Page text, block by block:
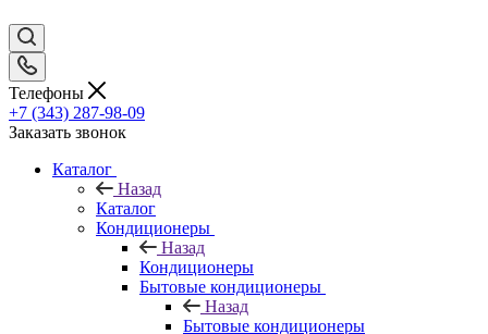
Телефоны
+7 (343) 287-98-09
Заказать звонок
Каталог
Назад
Каталог
Кондиционеры
Назад
Кондиционеры
Бытовые кондиционеры
Назад
Бытовые кондиционеры